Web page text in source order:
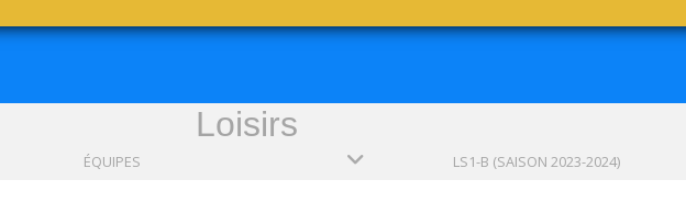
Loisirs
ÉQUIPES LS1-B (SAISON 2023-2024)